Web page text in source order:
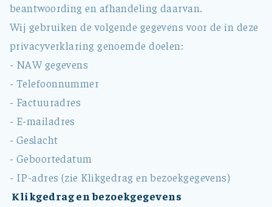
beantwoording en afhandeling daarvan.
Wij gebruiken de volgende gegevens voor de in deze
privacyverklaring genoemde doelen:
- NAW gegevens
- Telefoonnummer
- Factuuradres
- E-mailadres
- Geslacht
- Geboortedatum
- IP-adres (zie Klikgedrag en bezoekgegevens)
Klikgedrag en bezoekgegevens